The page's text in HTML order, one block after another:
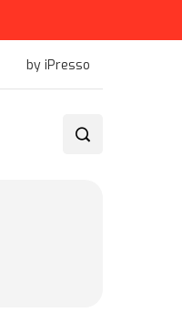
by iPresso